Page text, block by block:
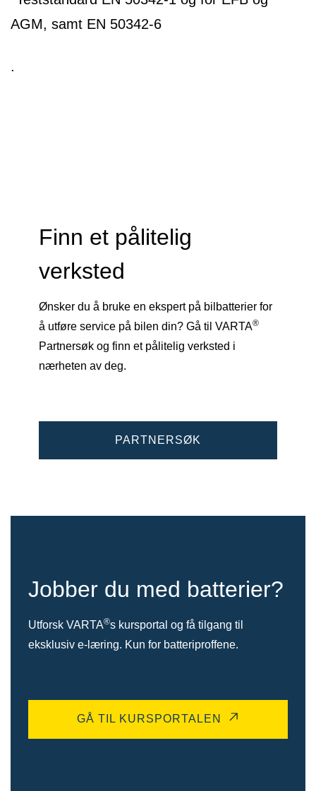
AGM, samt EN 50342-6
.
Finn et pålitelig
verksted
Ønsker du å bruke en ekspert på bilbatterier for
å utføre service på bilen din? Gå til VARTA®
Partnersøk og finn et pålitelig verksted i
nærheten av deg.
PARTNERSØK
Jobber du med batterier?
Utforsk VARTA®s kursportal og få tilgang til
eksklusiv e-læring. Kun for batteriproffene.
GÅ TIL KURSPORTALEN